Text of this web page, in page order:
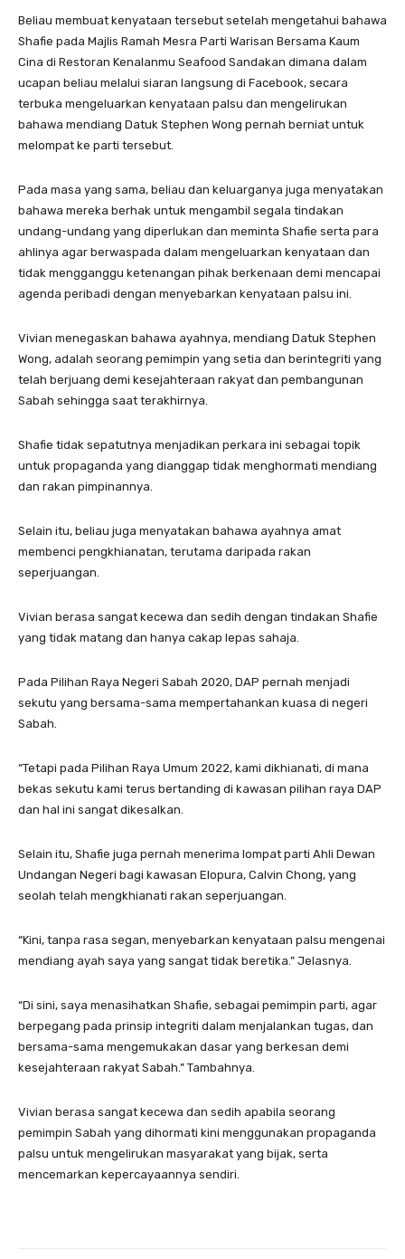
Beliau membuat kenyataan tersebut setelah mengetahui bahawa
Shafie pada Majlis Ramah Mesra Parti Warisan Bersama Kaum
Cina di Restoran Kenalanmu Seafood Sandakan dimana dalam
ucapan beliau melalui siaran langsung di Facebook, secara
terbuka mengeluarkan kenyataan palsu dan mengelirukan
bahawa mendiang Datuk Stephen Wong pernah berniat untuk
melompat ke parti tersebut.
Pada masa yang sama, beliau dan keluarganya juga menyatakan
bahawa mereka berhak untuk mengambil segala tindakan
undang-undang yang diperlukan dan meminta Shafie serta para
ahlinya agar berwaspada dalam mengeluarkan kenyataan dan
tidak mengganggu ketenangan pihak berkenaan demi mencapai
agenda peribadi dengan menyebarkan kenyataan palsu ini.
Vivian menegaskan bahawa ayahnya, mendiang Datuk Stephen
Wong, adalah seorang pemimpin yang setia dan berintegriti yang
telah berjuang demi kesejahteraan rakyat dan pembangunan
Sabah sehingga saat terakhirnya.
Shafie tidak sepatutnya menjadikan perkara ini sebagai topik
untuk propaganda yang dianggap tidak menghormati mendiang
dan rakan pimpinannya.
Selain itu, beliau juga menyatakan bahawa ayahnya amat
membenci pengkhianatan, terutama daripada rakan
seperjuangan.
Vivian berasa sangat kecewa dan sedih dengan tindakan Shafie
yang tidak matang dan hanya cakap lepas sahaja.
Pada Pilihan Raya Negeri Sabah 2020, DAP pernah menjadi
sekutu yang bersama-sama mempertahankan kuasa di negeri
Sabah.
“Tetapi pada Pilihan Raya Umum 2022, kami dikhianati, di mana
bekas sekutu kami terus bertanding di kawasan pilihan raya DAP
dan hal ini sangat dikesalkan.
Selain itu, Shafie juga pernah menerima lompat parti Ahli Dewan
Undangan Negeri bagi kawasan Elopura, Calvin Chong, yang
seolah telah mengkhianati rakan seperjuangan.
“Kini, tanpa rasa segan, menyebarkan kenyataan palsu mengenai
mendiang ayah saya yang sangat tidak beretika.” Jelasnya.
“Di sini, saya menasihatkan Shafie, sebagai pemimpin parti, agar
berpegang pada prinsip integriti dalam menjalankan tugas, dan
bersama-sama mengemukakan dasar yang berkesan demi
kesejahteraan rakyat Sabah.” Tambahnya.
Vivian berasa sangat kecewa dan sedih apabila seorang
pemimpin Sabah yang dihormati kini menggunakan propaganda
palsu untuk mengelirukan masyarakat yang bijak, serta
mencemarkan kepercayaannya sendiri.